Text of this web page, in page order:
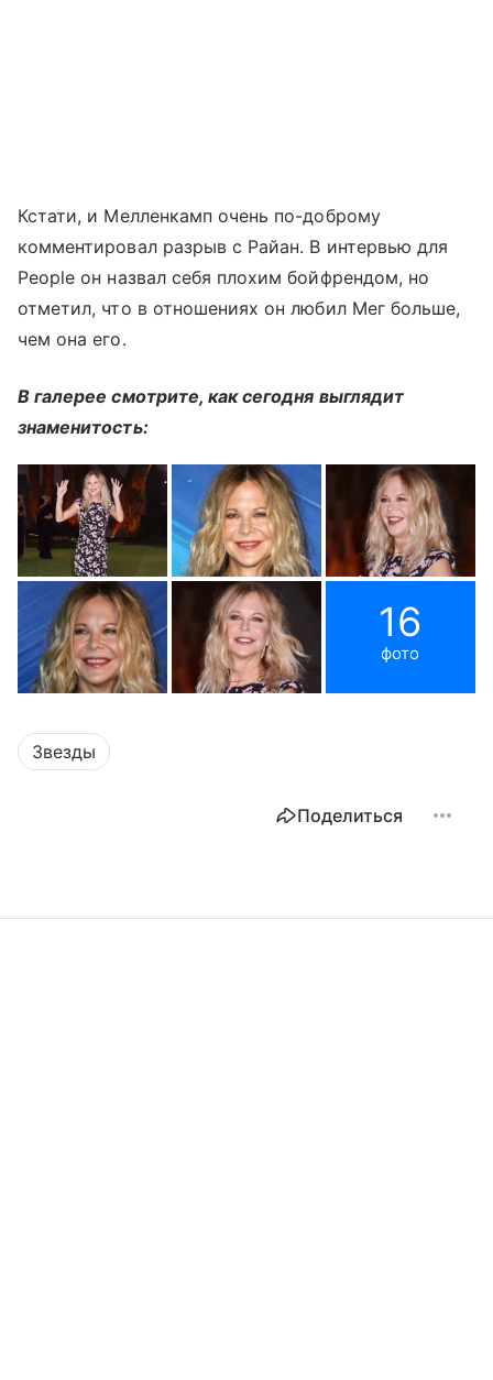
Кстати, и Мелленкамп очень по-доброму
комментировал разрыв с Райан. В интервью для
People он назвал себя плохим бойфрендом, но
отметил, что в отношениях он любил Мег больше,
чем она его.
В галерее смотрите, как сегодня выглядит
знаменитость:
16
фото
Звезды
Поделиться